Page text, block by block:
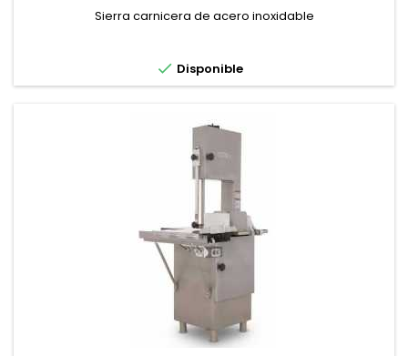
Sierra carnicera de acero inoxidable
 Disponible